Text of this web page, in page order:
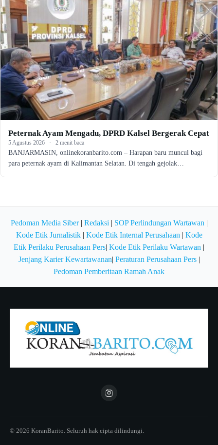
Peternak Ayam Mengadu, DPRD Kalsel Bergerak Cepat
5 Agustus 2026 · 2 menit baca
BANJARMASIN, onlinekoranbarito.com – Harapan baru muncul bagi
para peternak ayam di Kalimantan Selatan. Di tengah gejolak…
Pedoman Media Siber| Redaksi | SOP Perlindungan Wartawan |
Kode Etik Jurnalistik| Kode Etik Internal Perusahaan | Kode
Etik Perilaku Perusahaan Pers| Kode Etik Perilaku Wartawan |
Jenjang Karier Kewartawanan| Peraturan Perusahaan Pers|
Pedoman Pemberitaan Ramah Anak
© 2026 KoranBarito. Seluruh hak cipta dilindungi.